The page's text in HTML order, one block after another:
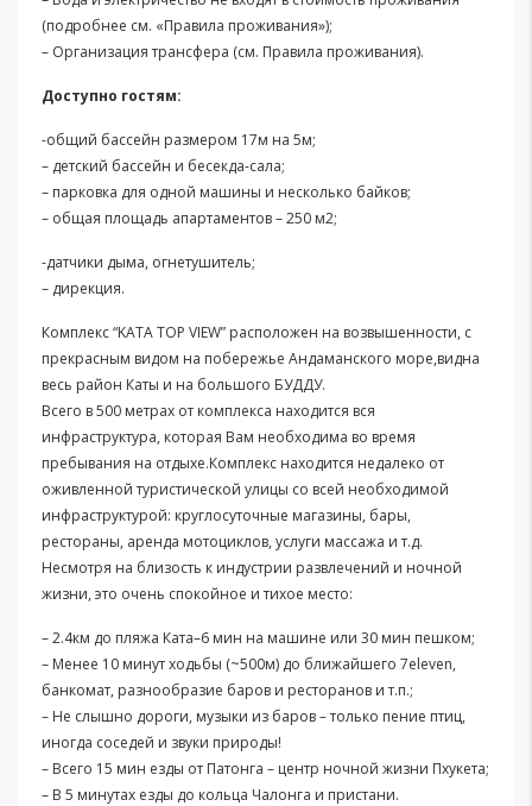
(подробнее см. «Правила проживания»);
– Организация трансфера (см. Правила проживания).
Доступно гостям:
-общий бассейн размером 17м на 5м;
– детский бассейн и бесекда-сала;
– парковка для одной машины и несколько байков;
– общая площадь апартаментов – 250 м2;
-датчики дыма, огнетушитель;
– дирекция.
Комплекс “KATA TOP VIEW” расположен на возвышенности, с
прекрасным видом на побережье Андаманского море,видна
весь район Каты и на большого БУДДУ.
Всего в 500 метрах от комплекса находится вся
инфраструктура, которая Вам необходима во время
пребывания на отдыхе.Комплекс находится недалеко от
оживленной туристической улицы со всей необходимой
инфраструктурой: круглосуточные магазины, бары,
рестораны, аренда мотоциклов, услуги массажа и т.д.
Несмотря на близость к индустрии развлечений и ночной
жизни, это очень спокойное и тихое место:
– 2.4км до пляжа Ката–6 мин на машине или 30 мин пешком;
– Менее 10 минут ходьбы (~500м) до ближайшего 7eleven,
банкомат, разнообразие баров и ресторанов и т.п.;
– Не слышно дороги, музыки из баров – только пение птиц,
иногда соседей и звуки природы!
– Всего 15 мин езды от Патонга – центр ночной жизни Пхукета;
– В 5 минутах езды до кольца Чалонга и пристани.